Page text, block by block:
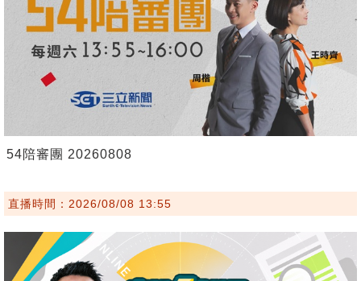
54陪審團 20260808
直播時間：2026/08/08 13:55